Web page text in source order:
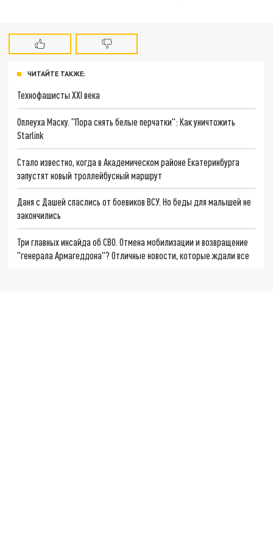
ЧИТАЙТЕ ТАКЖЕ:
Технофашисты XXI века
Оплеуха Маску. "Пора снять белые перчатки": Как уничтожить
Starlink
Стало известно, когда в Академическом районе Екатеринбурга
запустят новый троллейбусный маршрут
Даня с Дашей спаслись от боевиков ВСУ. Но беды для малышей не
закончились
Три главных инсайда об СВО. Отмена мобилизации и возвращение
"генерала Армагеддона"? Отличные новости, которые ждали все